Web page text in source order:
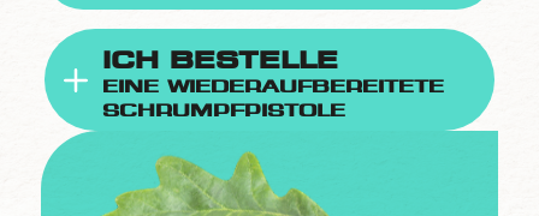
ICH BESTELLE
EINE WIEDERAUFBEREITETE
SCHRUMPFPISTOLE